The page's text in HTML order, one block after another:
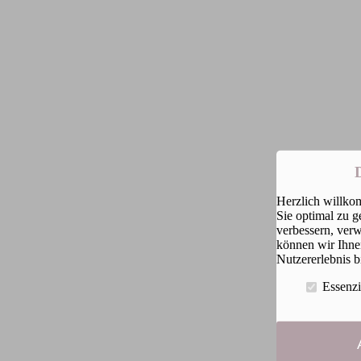
Herzlich
Sie optimal zu
verbessern,
können wir
Nutzererlebnis